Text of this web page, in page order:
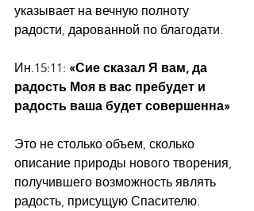
указывает на вечную полноту
радости, дарованной по благодати.
Ин.15:11: «Сие сказал Я вам, да
радость Моя в вас пребудет и
радость ваша будет совершенна»
Это не столько объем, сколько
описание природы нового творения,
получившего возможность являть
радость, присущую Спасителю.